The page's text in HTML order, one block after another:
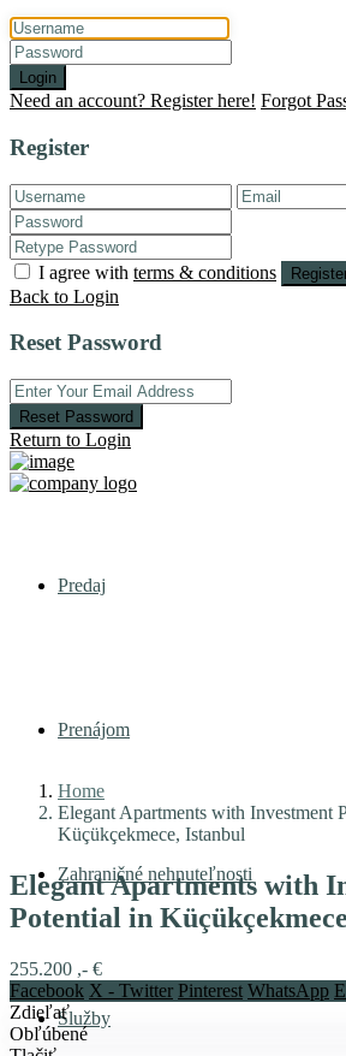
Login
Need an account? Register here! Forgot
Register
I agree with terms & conditions
Back to Login
Reset Password
Reset Password
Return to Login
Predaj
Prenájom
Zahraničné nehnuteľnosti
Služby
Home
Elegant Apartments with Investment
Küçükçekmece, Istanbul
Elegant Apartments with
Potential in
255.200 ,- €
Facebook X - Twitter Pinterest WhatsApp
Zdieľať
Obľúbené